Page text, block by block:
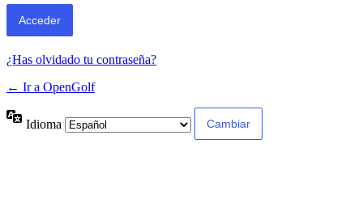
¿Has olvidado tu contraseña?
← Ir a OpenGolf
Idioma